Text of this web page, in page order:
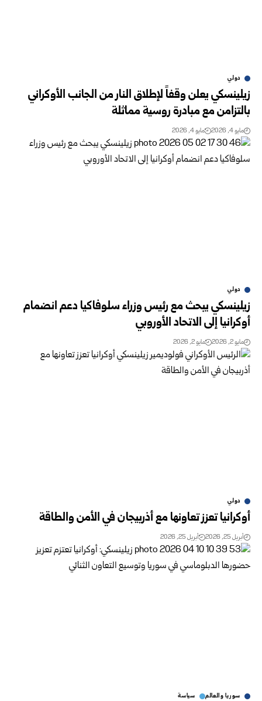
دولي
زيلينسكي يعلن وقفاً لإطلاق النار من الجانب الأوكراني
بالتزامن مع مبادرة روسية مماثلة
مايو 4, 2026 مايو 4, 2026
دولي
زيلينسكي يبحث مع رئيس وزراء سلوفاكيا دعم انضمام
أوكرانيا إلى الاتحاد الأوروبي
مايو 2, 2026 مايو 2, 2026
دولي
أوكرانيا تعزز تعاونها مع أذربيجان في الأمن والطاقة
أبريل 25, 2026 أبريل 25, 2026
سوريا والعالم سياسة